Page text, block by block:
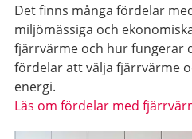
Det finns många fördelar
miljömässiga och
fjärrvärme och hur fungerar
fördelar att välja fjärrvärme
energi.
Läs om fördelar med